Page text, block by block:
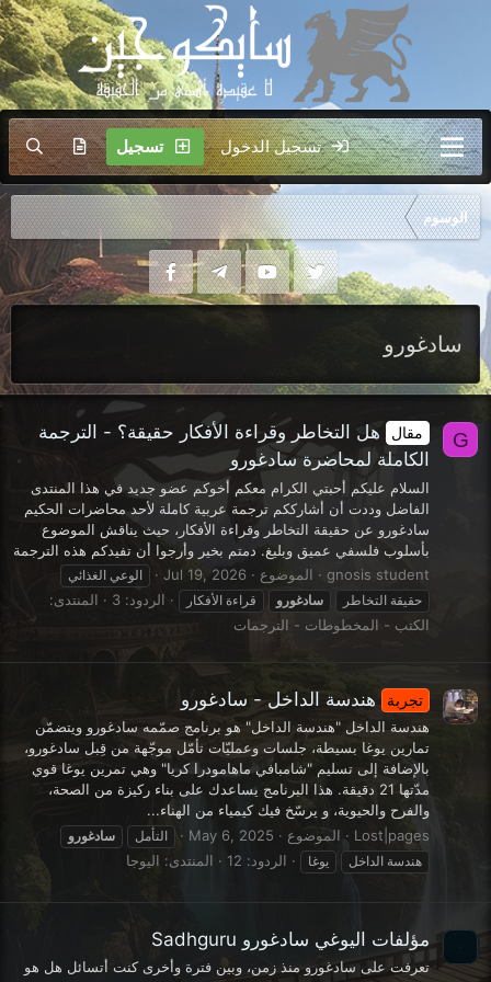
تسجيل الدخول تسجيل
الوسوم
سادغورو
G مقال
هل التخاطر وقراءة الأفكار حقيقة؟ - الترجمة
الكاملة لمحاضرة سادغورو
السلام عليكم أحبتي الكرام معكم أخوكم عضو جديد في هذا المنتدى
الفاضل وددت أن أشارككم ترجمة عربية كاملة لأحد محاضرات الحكيم
سادغورو عن حقيقة التخاطر وقراءة الأفكار، حيث يناقش الموضوع
بأسلوب فلسفي عميق وبليغ. دمتم بخير وأرجوا أن تفيدكم هذه الترجمة
gnosis student
الموضوع Jul 19, 2026
الوعي الغذائي
حقيقة التخاطر
سادغورو قراءة الأفكار الردود: 3
المنتدى:
الكتب - المخطوطات - الترجمات
تجربة هندسة الداخل - سادغورو
هندسة الداخل "هندسة الداخل" هو برنامج صمّمه سادغورو ويتضمّن
تمارين يوغا بسيطة، جلسات وعمليّات تأمّل موجّهة من قِبل سادغورو،
بالإضافة إلى تسليم "شامبافي ماهامودرا كريا" وهي تمرين يوغا قوي
مدّتها 21 دقيقة. هذا البرنامج يساعدك على بناء ركيزة من الصحة،
والفرح والحيوية، و يرسّخ فيك كيمياء من الهناء...
Lost|pages
الموضوع May 6, 2025 التأمل
سادغورو
هندسة الداخل
يوغا الردود: 12 المنتدى: اليوجا
مؤلفات اليوغي سادغورو Sadhguru
تعرفت على سادغورو منذ زمن، وبين فترة وأخرى كنت أتسائل هل هو